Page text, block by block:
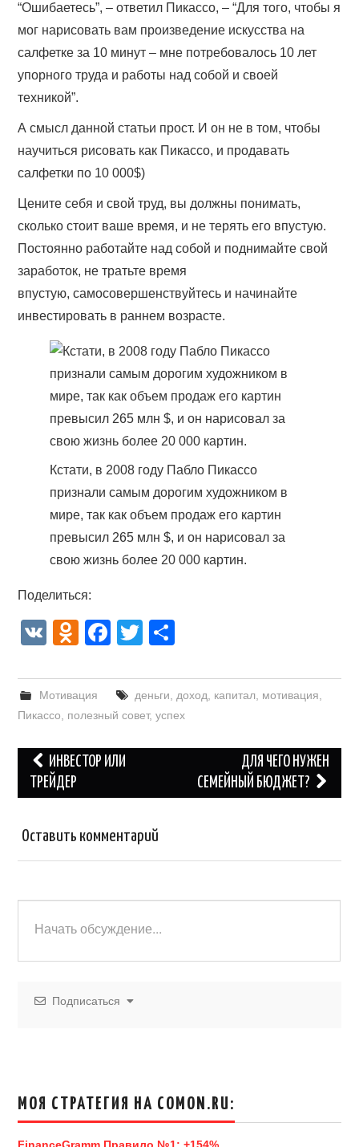
“Ошибаетесь”, – ответил Пикассо, – “Для того, чтобы я
мог нарисовать вам произведение искусства на
салфетке за 10 минут – мне потребовалось 10 лет
упорного труда и работы над собой и своей
техникой”.
А смысл данной статьи прост. И он не в том, чтобы
научиться рисовать как Пикассо, и продавать
салфетки по 10 000$)
Цените себя и свой труд, вы должны понимать,
сколько стоит ваше время, и не терять его впустую.
Постоянно работайте над собой и поднимайте свой
заработок, не тратьте время
впустую, самосовершенствуйтесь и начинайте
инвестировать в раннем возрасте.
Кстати, в 2008 году Пабло Пикассо
признали самым дорогим художником в
мире, так как объем продаж его картин
превысил 265 млн $, и он нарисовал за
свою жизнь более 20 000 картин.
Поделиться:
V
O
n
o
a
ki
F
c
e
o
T
tt
er
р
а
ть
Мотивация деньги, доход, капитал, мотивация,
Пикассо, полезный совет,успех
Навигация
по
ИНВЕСТОР ИЛИ
ТРЕЙДЕР
ДЛЯ ЧЕГО НУЖЕН
СЕМЕЙНЫЙ БЮДЖЕТ?
Оставить комментарий
Подписаться
МОЯ СТРАТЕГИЯ НА COMON.RU: